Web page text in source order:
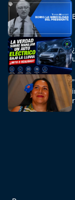
Sello de raza
Trasnoche
Reto Inmobiliario
Punto de
Yo invito